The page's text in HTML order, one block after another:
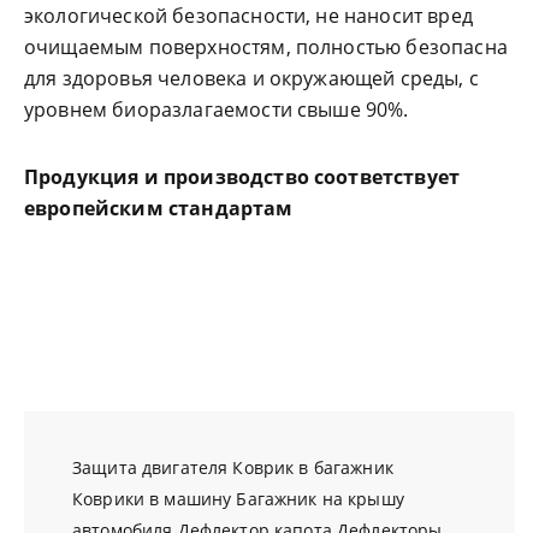
экологической безопасности, не наносит вред
очищаемым поверхностям, полностью безопасна
для здоровья человека и окружающей среды, с
уровнем биоразлагаемости свыше 90%.
Продукция и производство соответствует
европейским стандартам
Защита двигателя Коврик в багажник
Коврики в машину Багажник на крышу